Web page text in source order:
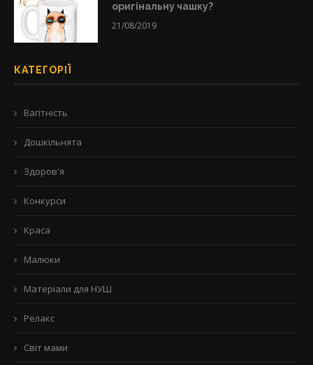
оригінальну чашку?
21/08/2019
КАТЕГОРІЇ
Вагітність
Дошкільнята
Здоров'я
Конкурси
Краса
Малюки
Матеріали для НУШ
Релакс
Світ мами